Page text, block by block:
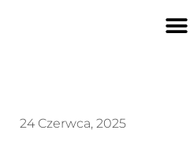
24 Czerwca, 2025